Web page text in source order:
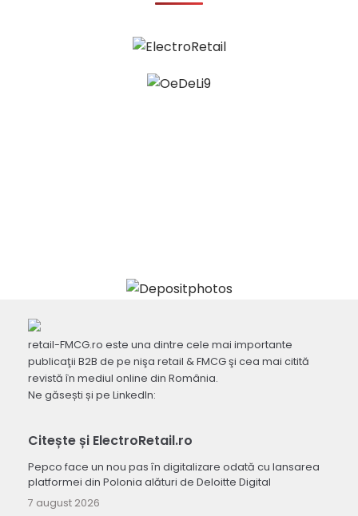
retail-FMCG.ro este una dintre cele mai importante
publicaţii B2B de pe nişa retail & FMCG şi cea mai citită
revistă în mediul online din România.
Ne găsești și pe LinkedIn:
Citește și ElectroRetail.ro
Pepco face un nou pas în digitalizare odată cu lansarea
platformei din Polonia alături de Deloitte Digital
7 august 2026